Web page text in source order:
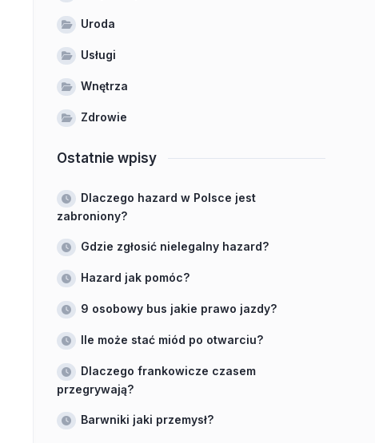
Uroda
Usługi
Wnętrza
Zdrowie
Ostatnie wpisy
Dlaczego hazard w Polsce jest
zabroniony?
Gdzie zgłosić nielegalny hazard?
Hazard jak pomóc?
9 osobowy bus jakie prawo jazdy?
Ile może stać miód po otwarciu?
Dlaczego frankowicze czasem
przegrywają?
Barwniki jaki przemysł?